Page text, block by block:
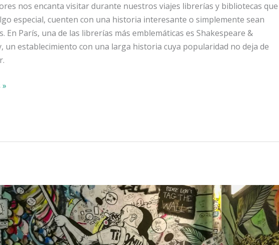
nos encanta visitar durante nuestros viajes librerías y bibliotecas que
especial, cuenten con una historia interesante o simplemente sean
En París, una de las librerías más emblemáticas es Shakespeare &
un establecimiento con una larga historia cuya popularidad no deja de